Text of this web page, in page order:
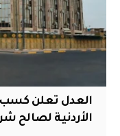
العدل تعلن كسب
الأردنية لصالح